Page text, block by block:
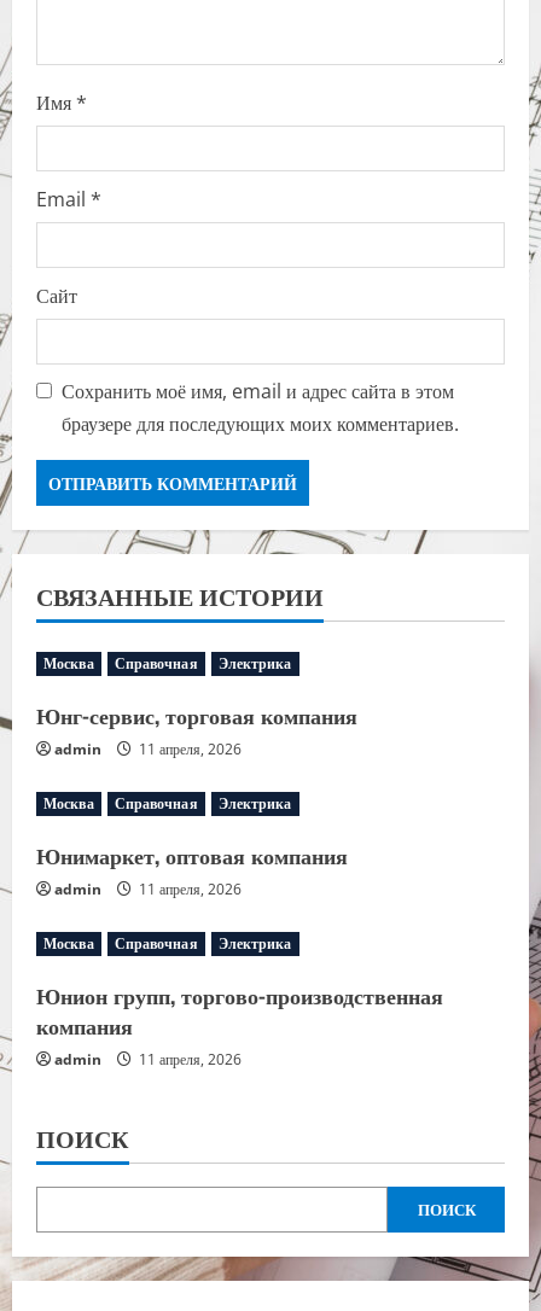
Имя*
Email *
Сайт
Сохранить моё имя, email и адрес сайта в этом
браузере для последующих моих комментариев.
СВЯЗАННЫЕ ИСТОРИИ
Москва Справочная Электрика
Юнг-сервис, торговая компания
admin 11 апреля, 2026
Москва Справочная Электрика
Юнимаркет, оптовая компания
admin 11 апреля, 2026
Москва Справочная Электрика
Юнион групп, торгово-производственная
компания
admin 11 апреля, 2026
ПОИСК
ПОИСК